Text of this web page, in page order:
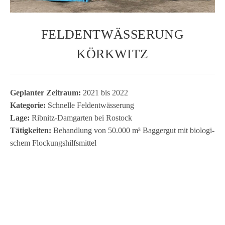
FELDENTWÄSSERUNG
KÖRKWITZ
Geplan­ter Zeit­raum: 2021 bis 2022
Kate­go­rie: Schnelle Feld­ent­wäs­se­rung
Lage: Rib­nitz-Dam­gar­ten bei Ros­tock
Tätig­kei­ten: Behand­lung von 50.000 m³ Bag­ger­gut mit bio­lo­gi­
schem Flockungshilfsmittel